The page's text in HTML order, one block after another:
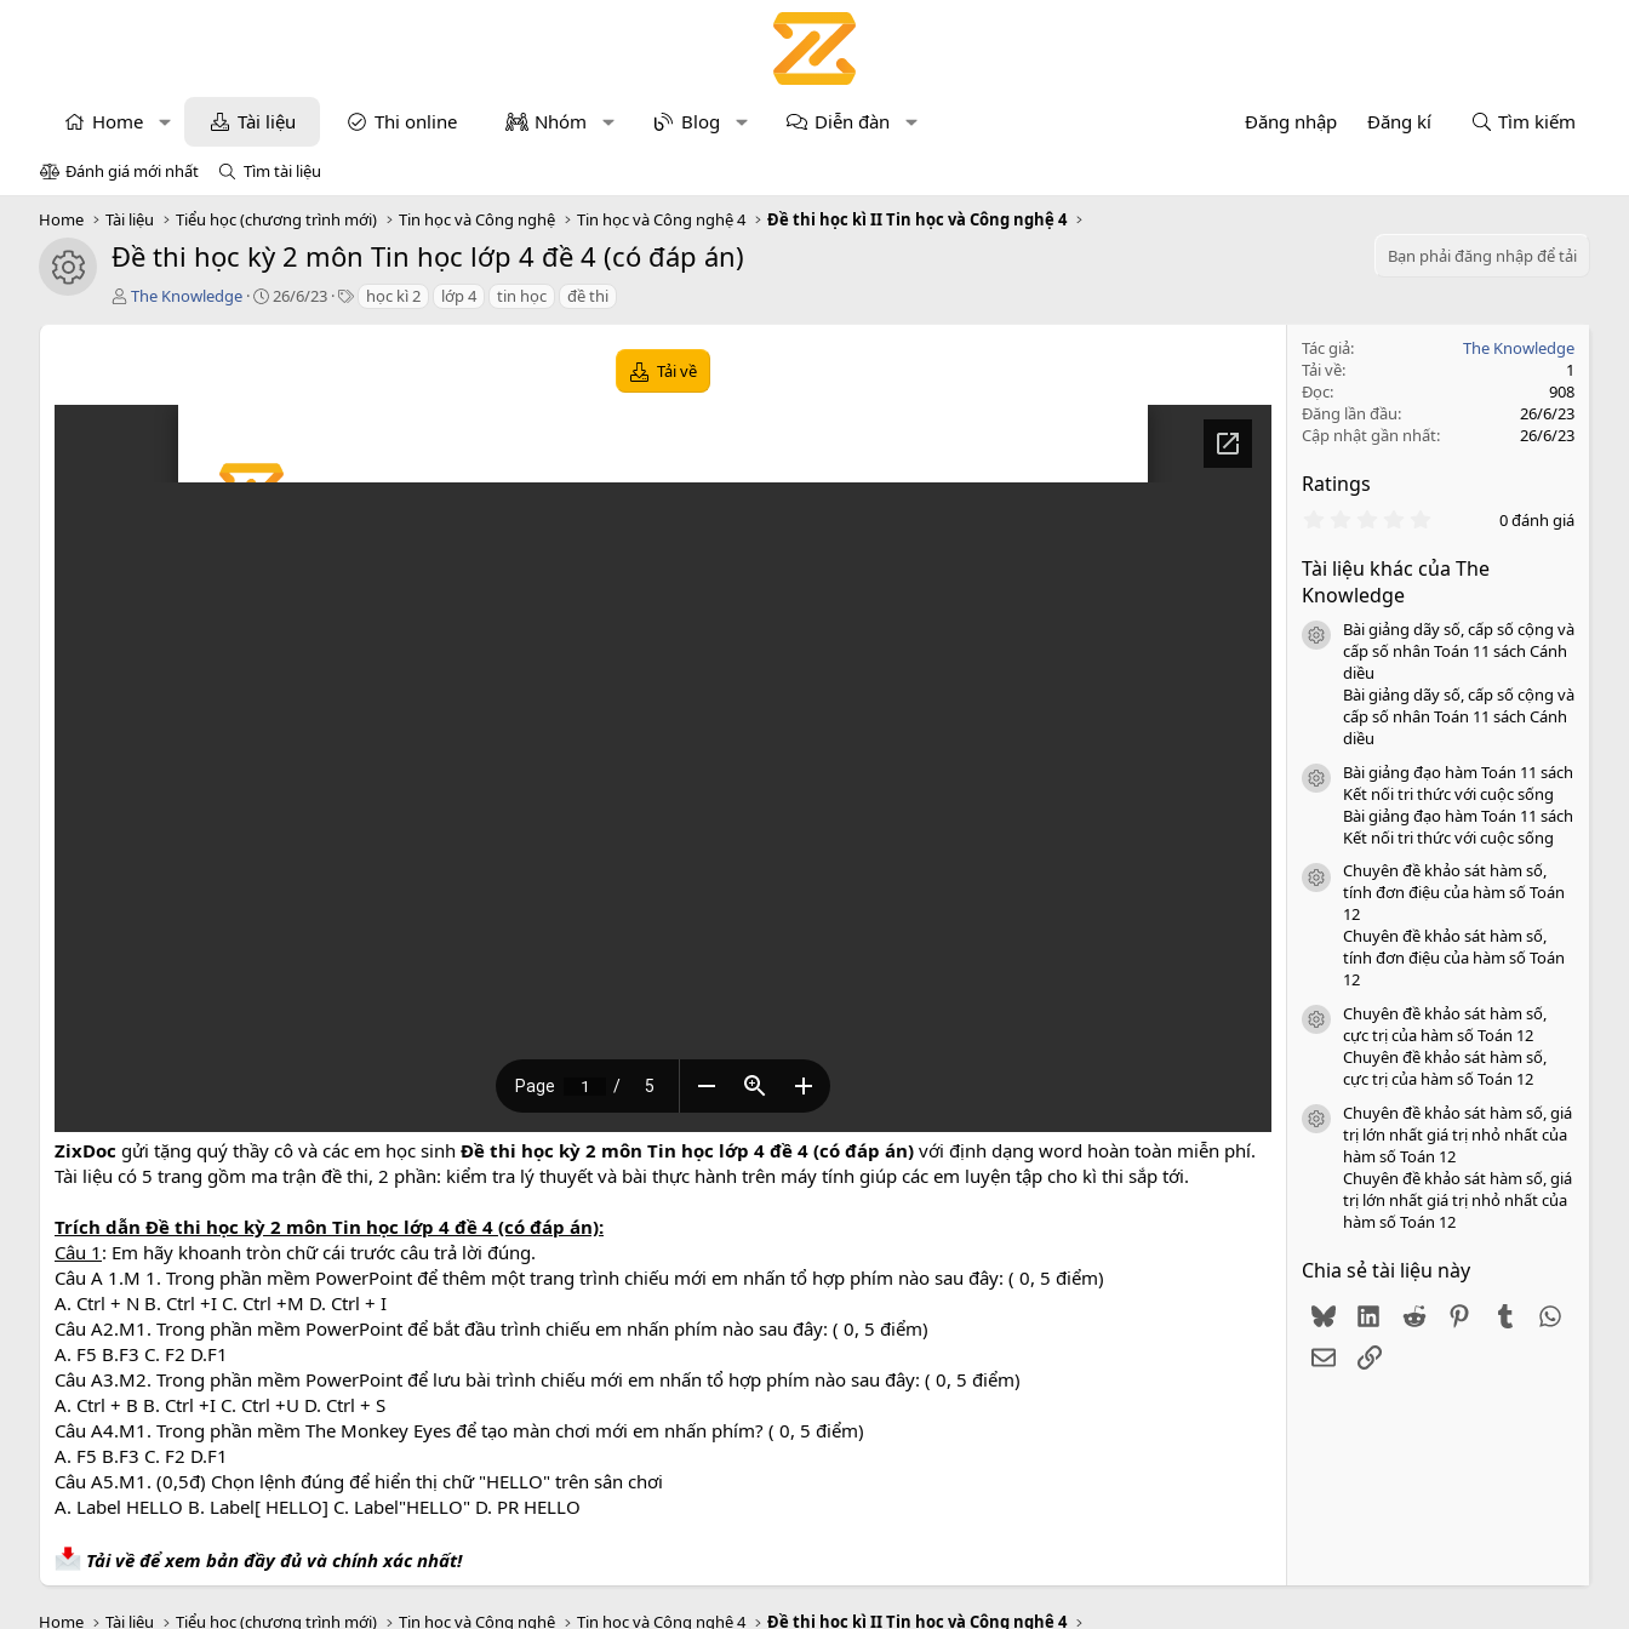
Home Tài liệu Thi online Nhóm Blog Diễn đàn Đăng nhập Đăng kí Tìm kiếm
Đánh giá mới nhất Tìm tài liệu
Home Tài liệu Tiểu học (chương trình mới) Tin học và Công nghệ Tin học và Công nghệ 4 Đề thi học kì II Tin học và Công nghệ 4
icon tài liệu
Đề thi học kỳ 2 môn Tin học lớp 4 đề 4 (có đáp án)
Bạn phải đăng nhập để tải
T
ả
The Knowledge
C
d
26/6/23
T học kì 2 lớp 4 tin học đề thi
Tải về
ZixDoc gửi tặng quý thầy cô và các em học sinh Đề thi học kỳ 2 môn Tin học lớp 4 đề 4 (có đáp án) với định dạng word hoàn toàn miễn phí.
Tài liệu có 5 trang gồm ma trận đề thi, 2 phần: kiểm tra lý thuyết và bài thực hành trên máy tính giúp các em luyện tập cho kì thi sắp tới.
Trích dẫn Đề thi học kỳ 2 môn Tin học lớp 4 đề 4 (có đáp án):
Câu 1 : Em hãy khoanh tròn chữ cái trước câu trả lời đúng.
Câu A 1.M 1. Trong phần mềm PowerPoint để thêm một trang trình chiếu mới em nhấn tổ hợp phím nào sau đây: ( 0, 5 điểm)
A. Ctrl + N B. Ctrl +I C. Ctrl +M D. Ctrl + I
Câu A2.M1. Trong phần mềm PowerPoint để bắt đầu trình chiếu em nhấn phím nào sau đây: ( 0, 5 điểm)
A. F5 B.F3 C. F2 D.F1
Câu A3.M2. Trong phần mềm PowerPoint để lưu bài trình chiếu mới em nhấn tổ hợp phím nào sau đây: ( 0, 5 điểm)
A. Ctrl + B B. Ctrl +I C. Ctrl +U D. Ctrl + S
Câu A4.M1. Trong phần mềm The Monkey Eyes để tạo màn chơi mới em nhấn phím? ( 0, 5 điểm)
A. F5 B.F3 C. F2 D.F1
Câu A5.M1. (0,5đ) Chọn lệnh đúng để hiển thị chữ "HELLO" trên sân chơi
A. Label HELLO B. Label[ HELLO] C. Label"HELLO" D. PR HELLO
Tải về để xem bản đầy đủ và chính xác nhất!
Tác giả
The Knowledge
Tải về
1
Đọc
908
Đăng lần đầu
26/6/23
Cập nhật gần nhất
26/6/23
Ratings
0
0
o
0 đánh giá
Tài liệu khác của The
Knowledge
icon tài liệu
Bài giảng dãy số, cấp số cộng và
cấp số nhân Toán 11 sách Cánh
diều
Bài giảng dãy số, cấp số cộng và
cấp số nhân Toán 11 sách Cánh
diều
icon tài liệu
Bài giảng đạo hàm Toán 11 sách
Kết nối tri thức với cuộc sống
Bài giảng đạo hàm Toán 11 sách
Kết nối tri thức với cuộc sống
icon tài liệu
Chuyên đề khảo sát hàm số,
tính đơn điệu của hàm số Toán
12
Chuyên đề khảo sát hàm số,
tính đơn điệu của hàm số Toán
12
icon tài liệu
Chuyên đề khảo sát hàm số,
cực trị của hàm số Toán 12
Chuyên đề khảo sát hàm số,
cực trị của hàm số Toán 12
icon tài liệu
Chuyên đề khảo sát hàm số, giá
trị lớn nhất giá trị nhỏ nhất của
hàm số Toán 12
Chuyên đề khảo sát hàm số, giá
trị lớn nhất giá trị nhỏ nhất của
hàm số Toán 12
Chia sẻ tài liệu này
BlueskyLinkedIn
Reddit PinterestTumblr
EmailLink
Home Tài liệu Tiểu học (chương trình mới) Tin học và Công nghệ Tin học và Công nghệ 4 Đề thi học kì II Tin học và Công nghệ 4